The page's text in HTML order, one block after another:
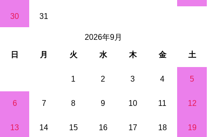
30 31
2026年9月
日 月 火 水 木 金 土
1 2 3 4 5
6 7 8 9 10 11 12
13 14 15 16 17 18 19